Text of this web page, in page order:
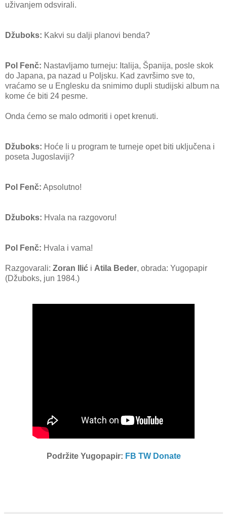
uživanjem odsvirali.
Džuboks: Kakvi su dalji planovi benda?
Pol Fenč: Nastavljamo turneju: Italija, Španija, posle skok
do Japana, pa nazad u Poljsku. Kad završimo sve to,
vraćamo se u Englesku da snimimo dupli studijski album na
kome će biti 24 pesme.
Onda ćemo se malo odmoriti i opet krenuti.
Džuboks: Hoće li u program te turneje opet biti uključena i
poseta Jugoslaviji?
Pol Fenč: Apsolutno!
Džuboks: Hvala na razgovoru!
Pol Fenč: Hvala i vama!
Razgovarali: Zoran Ilić i Atila Beder, obrada: Yugopapir
(Džuboks, jun 1984.)
Podržite Yugopapir: FB TW Donate